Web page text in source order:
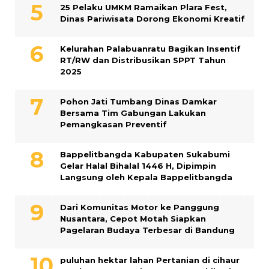
25 Pelaku UMKM Ramaikan Plara Fest,
Dinas Pariwisata Dorong Ekonomi Kreatif
Kelurahan Palabuanratu Bagikan Insentif
RT/RW dan Distribusikan SPPT Tahun
2025
Pohon Jati Tumbang Dinas Damkar
Bersama Tim Gabungan Lakukan
Pemangkasan Preventif
Bappelitbangda Kabupaten Sukabumi
Gelar Halal Bihalal 1446 H, Dipimpin
Langsung oleh Kepala Bappelitbangda
Dari Komunitas Motor ke Panggung
Nusantara, Cepot Motah Siapkan
Pagelaran Budaya Terbesar di Bandung
puluhan hektar lahan Pertanian di cihaur